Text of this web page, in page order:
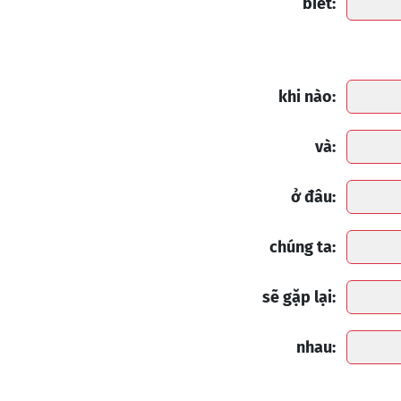
khi nào:
và:
ở đâu:
chúng ta:
sẽ gặp lại:
nhau: